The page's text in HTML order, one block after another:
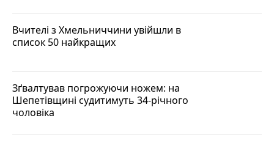
Вчителі з Хмельниччини увійшли в
список 50 найкращих
Зґвалтував погрожуючи ножем: на
Шепетівщині судитимуть 34-річного
чоловіка